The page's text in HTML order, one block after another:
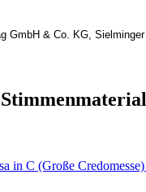
GmbH & Co. KG,
in C (Große